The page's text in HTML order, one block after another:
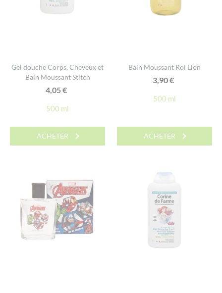
Gel douche Corps, Cheveux et
Bain Moussant Stitch
4,05€
500 ml
ACHETER
Bain Moussant Roi Lion
3,90€
500 ml
ACHETER